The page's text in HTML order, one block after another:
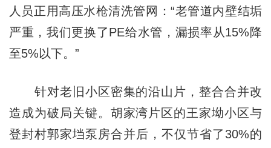
人员正用高压水枪清洗管网：“老管道内壁结垢
严重，我们更换了PE给水管，漏损率从15%降
至5%以下。”
针对老旧小区密集的沿山片，整合合并改
造成为破局关键。胡家湾片区的王家坳小区与
登封村郭家垱泵房合并后，不仅节省了30%的